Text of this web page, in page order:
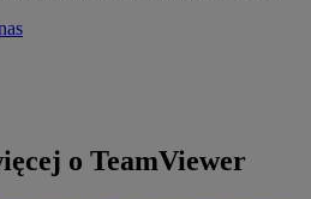
o TeamViewer